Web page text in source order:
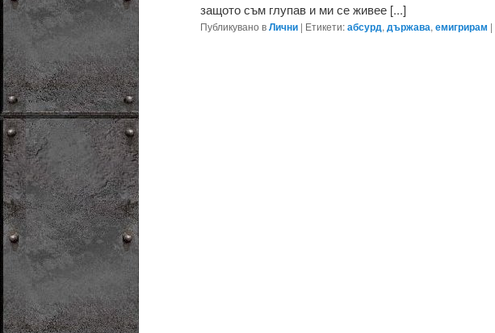
защото съм глупав и ми се живее [...]
Публикувано вЛични | Етикети:абсурд, държава, емигрирам |